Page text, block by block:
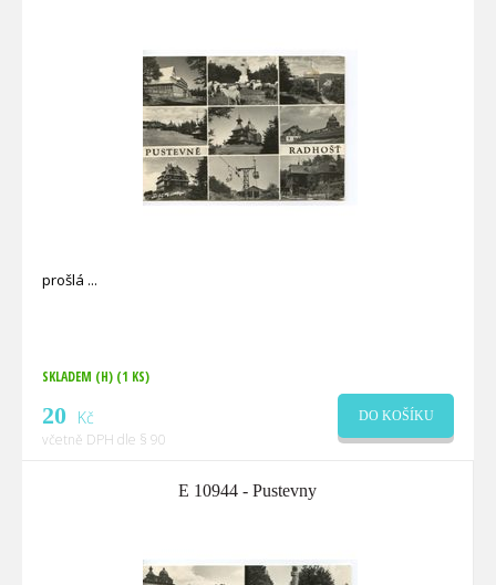
prošlá
SKLADEM (H) (1 KS)
20 Kč
včetně DPH dle § 90
DO KOŠÍKU
E 10944 - Pustevny